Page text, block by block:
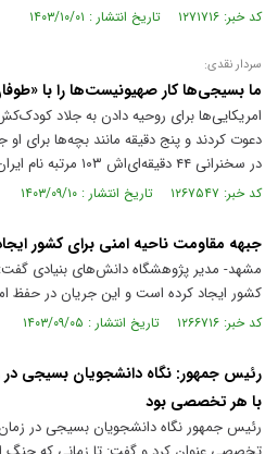
کد خبر: ۱۲۷۱۷۱۶ تاریخ انتشار : ۱۴۰۳/۱۰/۰۱
سردار نقدی:
ما بسیجی‌ها کار صهیونیست‌ها را با «طوفان‌الاقصی۲»
امریکایی‌ها برای روحیه دادن به جلاد کودک‌کش
دعوت کردند و پنج دقیقه مانند بچه‌ها برای
در سخنرانی ۴۴ دقیقه‌ای‌اش ۱۰۳ مرتبه نام ایران را برد
کد خبر: ۱۲۶۷۵۴۷ تاریخ انتشار : ۱۴۰۳/۰۹/۱۰
جبهه مقاومت ناحیه امنی برای کشور
مشهد- مدیر پژوهشگاه دانش‌های بنیادی
کشور ایجاد کرده است و این جریان در حفظ
کد خبر: ۱۲۶۶۷۱۶ تاریخ انتشار : ۱۴۰۳/۰۹/۰۵
رئیس جمهور: نگاه دانشجویان بسیجی
با هر تخصصی بود
رئیس جمهور نگاه دانشجویان بسیجی در